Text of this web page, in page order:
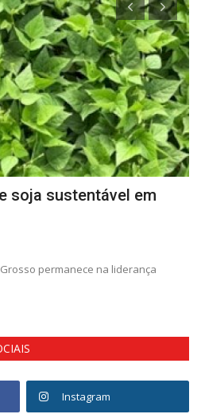
soja sustentável em
permanece na liderança
Instagram